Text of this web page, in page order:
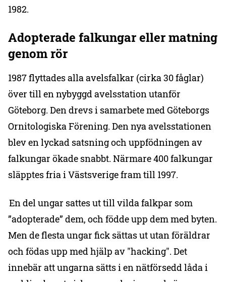
1982.
Adopterade falkungar eller matning
genom rör
1987 flyttades alla avelsfalkar (cirka 30 fåglar)
över till en nybyggd avelsstation utanför
Göteborg. Den drevs i samarbete med Göteborgs
Ornitologiska Förening. Den nya avelsstationen
blev en lyckad satsning och uppfödningen av
falkungar ökade snabbt. Närmare 400 falkungar
släpptes fria i Västsverige fram till 1997.
En del ungar sattes ut till vilda falkpar som
”adopterade” dem, och födde upp dem med byten.
Men de flesta ungar fick sättas ut utan föräldrar
och födas upp med hjälp av "hacking". Det
innebär att ungarna sätts i en nätförsedd låda i